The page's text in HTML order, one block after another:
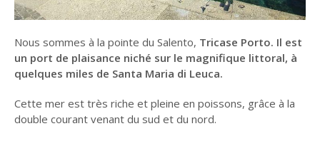
Nous sommes à la pointe du Salento, Tricase Porto. Il est
un port de plaisance niché sur le magnifique littoral, à
quelques miles de Santa Maria di Leuca.
Cette mer est très riche et pleine en poissons, grâce à la
double courant venant du sud et du nord.